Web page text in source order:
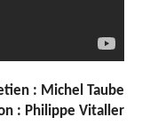
: Michel Taube
: Philippe Vitaller